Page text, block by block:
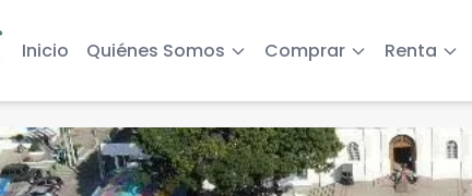
Inicio Quiénes Somos Comprar Renta